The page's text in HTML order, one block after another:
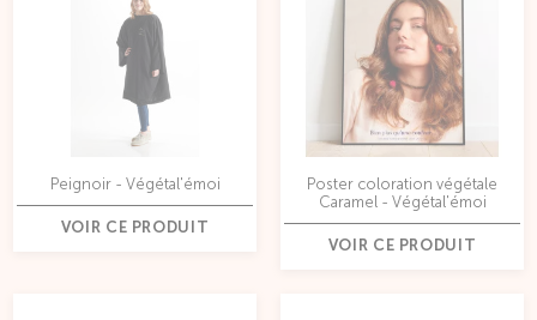
Peignoir - Végétal'émoi
VOIR CE PRODUIT
Poster coloration végétale
Caramel - Végétal'émoi
VOIR CE PRODUIT